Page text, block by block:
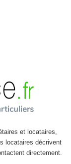
et locataires,
locataires décrivent
directement.